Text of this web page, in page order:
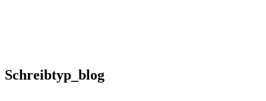
Schreibtyp_blog